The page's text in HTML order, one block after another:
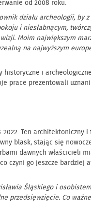
od 2008 roku.
działu archeologii, by
i niesłabnącym,
Moim największym
na najwyższym
historyczne i
prace prezentowali
Ten architektoniczny i
blask, stając się
dawnych właścicieli
czyni go jeszcze bardziej
Śląskiego i
przedsięwzięcie. Co